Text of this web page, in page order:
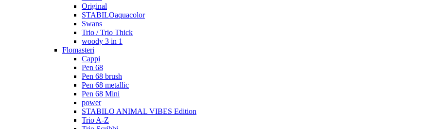
Original
STABILOaquacolor
Swans
Trio / Trio Thick
woody 3 in 1
Flomasteri
Cappi
Pen 68
Pen 68 brush
Pen 68 metallic
Pen 68 Mini
power
STABILO ANIMAL VIBES Edition
Trio A-Z